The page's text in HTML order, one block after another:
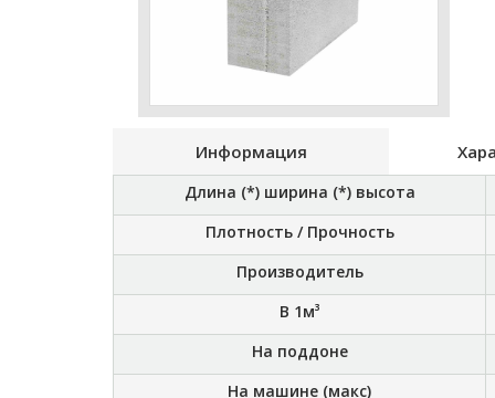
Информация
Длина (*) ширина (*) высота
Плотность / Прочность
Производитель
В 1м³
На поддоне
На машине (макс)